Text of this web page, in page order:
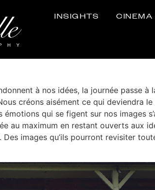
INSIGHTS CINEMA
à nos idées, la journée passe à
créons aisément ce qui deviendra
qui se figent sur nos images
au maximum en restant ouverts aux
images qu’ils pourront revisiter